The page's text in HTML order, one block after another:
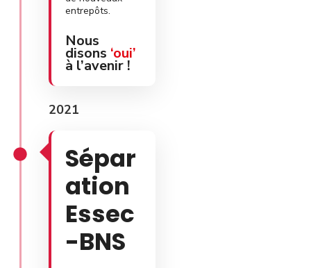
entrepôts.
Nous
disons ‘oui’
à l’avenir !
2021
Sépar
ation
Essec
-BNS